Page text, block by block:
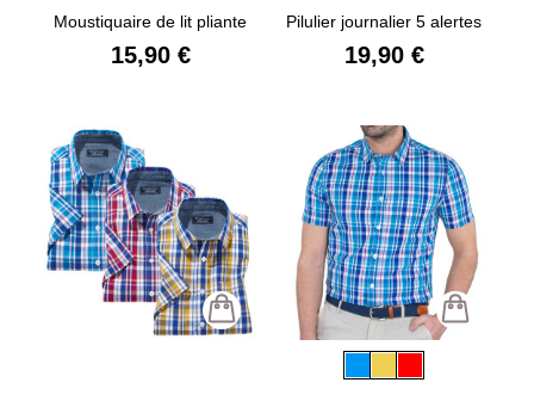
Moustiquaire de lit pliante
15,90 €
Pilulier journalier 5 alertes
19,90 €